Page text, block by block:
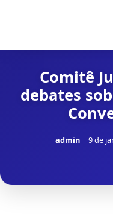
Comitê
debates
admin 9 de